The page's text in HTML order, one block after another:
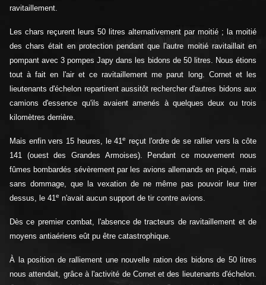
ravitaillement.
Les chars reçurent leurs 50 litres alternativement par moitié ; la moitié
des chars était en protection pendant que l'autre moitié ravitaillait en
pompant avec 3 pompes Japy dans les bidons de 50 litres. Nous étions
tout à fait en l'air et ce ravitaillement me parut long. Cornet et les
lieutenants d'échelon repartirent aussitôt rechercher d'autres bidons aux
camions d'essence qu'ils avaient amenés à quelques deux ou trois
kilomètres derrière.
Mais enfin vers 15 heures, le 41e reçut l'ordre de se rallier vers la côte
141 (ouest des Grandes Armoises). Pendant ce mouvement nous
fûmes bombardés sévèrement par les avions allemands en piqué, mais
sans dommage, que la vexation de ne même pas pouvoir leur tirer
dessus, le 41e n'avait aucun support de tir contre avions.
Dès ce premier combat, l'absence de tracteurs de ravitaillement et de
moyens antiaériens eût pu être catastrophique.
À la position de ralliement une nouvelle ration des bidons de 50 litres
nous attendait, grâce à l'activité de Cornet et des lieutenants d'échelon.